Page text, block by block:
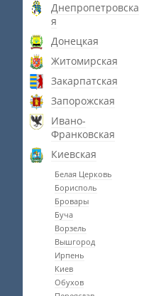
Днепропетровска
я
Донецкая
Житомирская
Закарпатская
Запорожская
Ивано-
Франковская
Киевская
Белая Церковь
Борисполь
Бровары
Буча
Ворзель
Вышгород
Ирпень
Киев
Обухов